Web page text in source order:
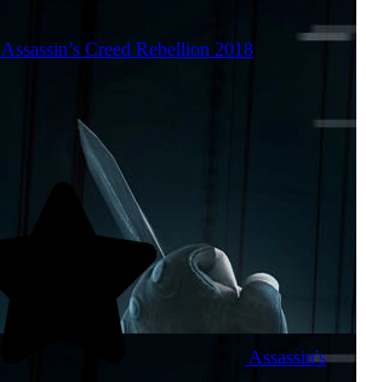
Assassin’s Creed Rebellion 2018
Assassin's